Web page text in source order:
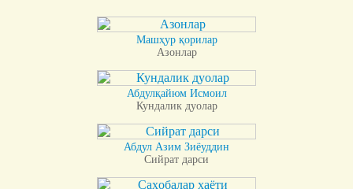
Машҳур қорилар
Азонлар
Абдулқайюм Исмоил
Кундалик дуолар
Абдул Азим Зиёуддин
Сийрат дарси